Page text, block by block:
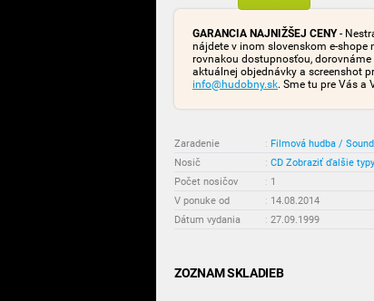
GARANCIA NAJNIŽŠEJ CENY-
nájdete v inom slovenskom e-
rovnakou dostupnosťou,
aktuálnej objednávky a screenshot
info@hudobny.sk. Sme tu pre Vás a
Zaradenie : Filmová hudba /
Nosič
: CD Zobraziť ďalšie
Počet nosičov
: 1
V ponuke od
: 14.08.2014
Dátum vydania
: 27.09.1999
ZOZNAM SKLADIEB